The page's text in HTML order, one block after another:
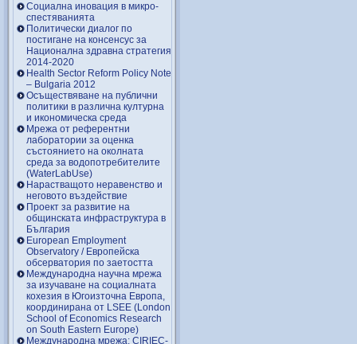
Социална иновация в микро-
спестяванията
Политически диалог по
постигане на консенсус за
Национална здравна стратегия
2014-2020
Health Sector Reform Policy Note
– Bulgaria 2012
Осъществяване на публични
политики в различна културна
и икономическа среда
Мрежа от референтни
лаборатории за оценка
състоянието на околната
среда за водопотребителите
(WaterLabUse)
Нарастващото неравенство и
неговото въздействие
Проект за развитие на
общинската инфраструктура в
България
European Employment
Observatory / Европейска
обсерватория по заетостта
Международна научна мрежа
за изучаване на социалната
кохезия в Югоизточна Европа,
координирана от LSEE (London
School of Economics Research
on South Eastern Europe)
Международна мрежа: CIRIEC-